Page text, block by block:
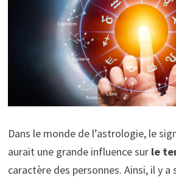
Dans le monde de l’astrologie, le
aurait une grande influence sur le
caractère des personnes. Ainsi, il y a